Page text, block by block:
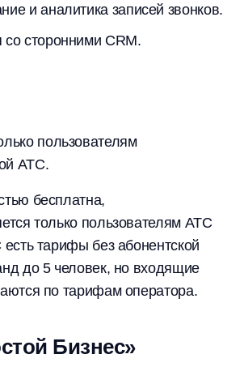
и аналитика записей звонков.
со сторонними CRM.
пользователям
АТС.
бесплатна,
только пользователям АТС
тарифы без абонентской
до 5 человек, но входящие
по тарифам оператора.
Бизнес»